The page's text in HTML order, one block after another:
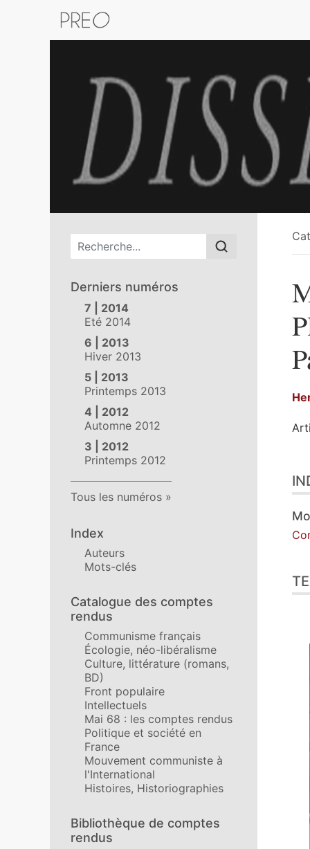
Menu principal
Derniers numéros
7 | 2014
Eté 2014
6 | 2013
Hiver 2013
5 | 2013
Printemps 2013
4 | 2012
Automne 2012
3 | 2012
Printemps 2012
Tous les numéros
Index
Auteurs
Mots-clés
Catalogue des comptes
rendus
Communisme français
Écologie, néo-libéralisme
Culture, littérature (romans,
BD)
Front populaire
Intellectuels
Mai 68 : les comptes rendus
Politique et société en
France
Mouvement communiste à
l'International
Histoires, Historiographies
Bibliothèque de comptes
rendus